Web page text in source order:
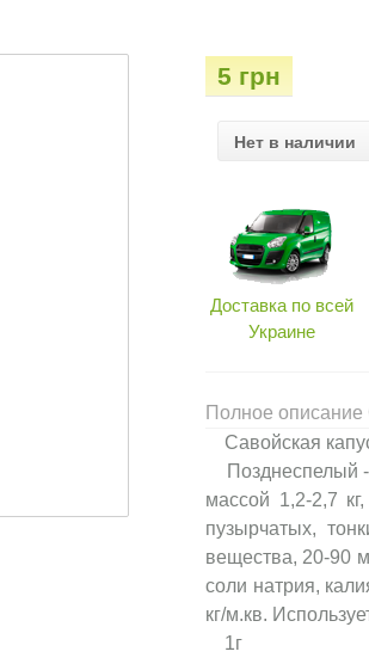
5 грн
Нет в наличии
Доставка по всей
Украине
Полное описание
Савойская
Позднеспелый -
массой 1,2-2,7
пузырчатых,
вещества, 20-90
соли натрия,
кг/м.кв.
1г